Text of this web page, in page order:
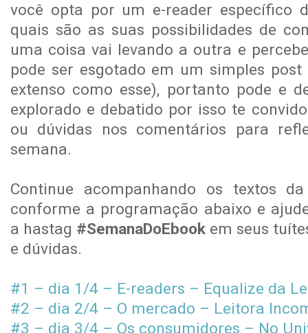
você opta por um e-reader específico
quais são as suas possibilidades de
uma coisa vai levando a outra e
pode ser esgotado em um simples
extenso como esse), portanto pode e
explorado e debatido por isso te
ou dúvidas nos comentários para
semana.
Continue acompanhando os textos
conforme a programação abaixo e
a hastag #SemanaDoEbook em seus
e dúvidas.
#1 – dia 1/4 – E-readers – Equalize da
#2 – dia 2/4 – O mercado – Leitora
#3 – dia 3/4 – Os consumidores – No